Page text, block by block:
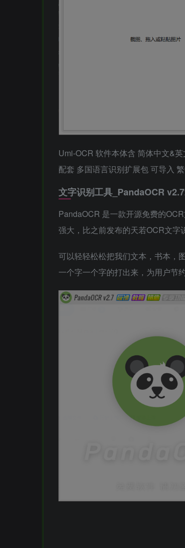
Umi-OCR 软件本体含 简体中文&英
配套 多国语言识别扩展包 可导入
文字识别工具_PandaOCR
PandaOCR 是一款开源免费的
强大，比之前发布的天若OCR文字
可以轻轻松松把我们文本，书本，
一个字一个字的打出来，为用户节